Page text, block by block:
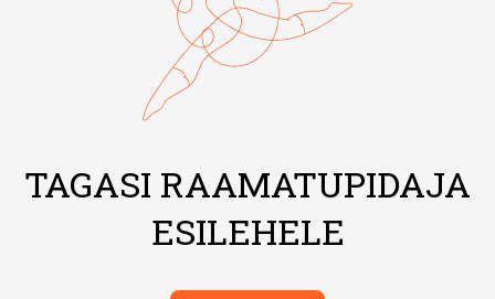
TAGASI RAAMATUPIDAJA
ESILEHELE